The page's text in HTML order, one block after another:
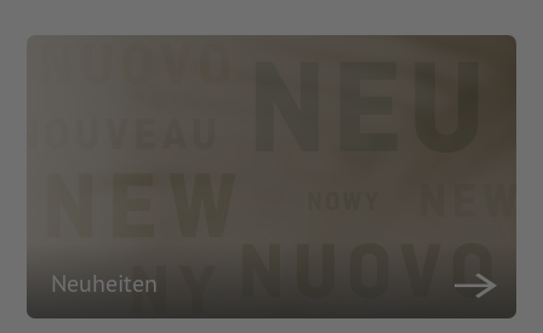
Neuheiten